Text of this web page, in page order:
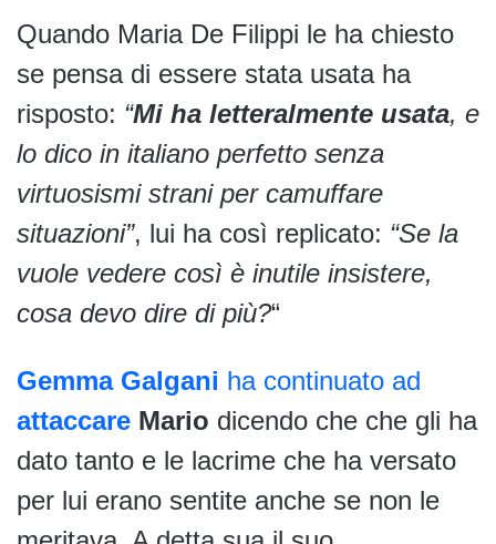
Quando Maria De Filippi le ha chiesto
se pensa di essere stata usata ha
risposto: “Mi ha letteralmente usata, e
lo dico in italiano perfetto senza
virtuosismi strani per camuffare
situazioni”, lui ha così replicato: “Se la
vuole vedere così è inutile insistere,
cosa devo dire di più?“
Gemma Galgani ha continuato ad
attaccare Mario dicendo che che gli ha
dato tanto e le lacrime che ha versato
per lui erano sentite anche se non le